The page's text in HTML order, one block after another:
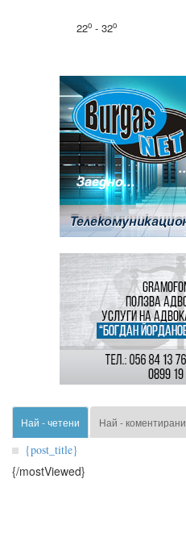
22o- 32o
Най - четени Най - коментирани
{post_title}
{/mostViewed}